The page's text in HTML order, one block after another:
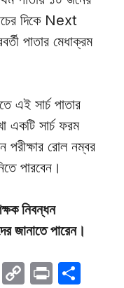
দিকে Next
পাতার মেধাক্রম
এই সার্চ পাতার
একটি সার্চ ফরম
পরীক্ষার রোল নম্বর
পারবেন।
নিবন্ধন
জানাতে পারেন।
G
C
P